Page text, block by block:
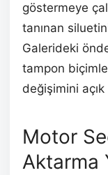
göstermeye
tanınan
Galerideki
tampon
değişimini
Motor
Aktarma